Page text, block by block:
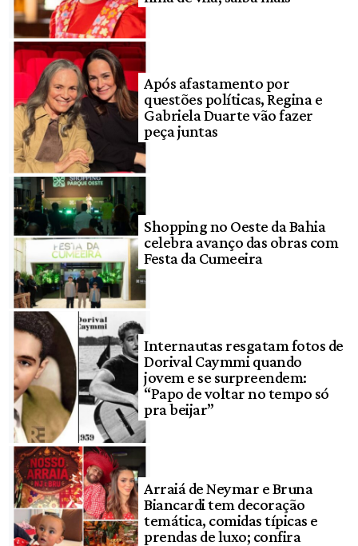
Após afastamento por
questões políticas, Regina e
Gabriela Duarte vão fazer
peça juntas
Shopping no Oeste da Bahia
celebra avanço das obras com
Festa da Cumeeira
Internautas resgatam fotos de
Dorival Caymmi quando
jovem e se surpreendem:
“Papo de voltar no tempo só
pra beijar”
Arraiá de Neymar e Bruna
Biancardi tem decoração
temática, comidas típicas e
prendas de luxo; confira